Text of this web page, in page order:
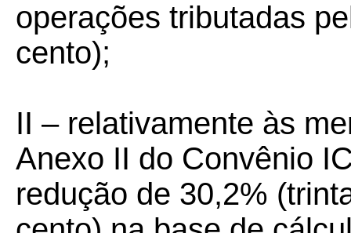
operações tributadas
cento);
II – relativamente às
Anexo II do Convênio
redução de 30,2%